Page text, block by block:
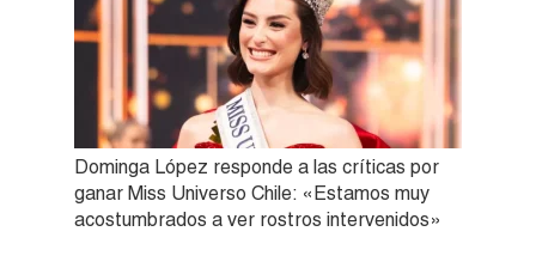
Dominga López responde a las críticas por
ganar Miss Universo Chile: «Estamos muy
acostumbrados a ver rostros intervenidos»